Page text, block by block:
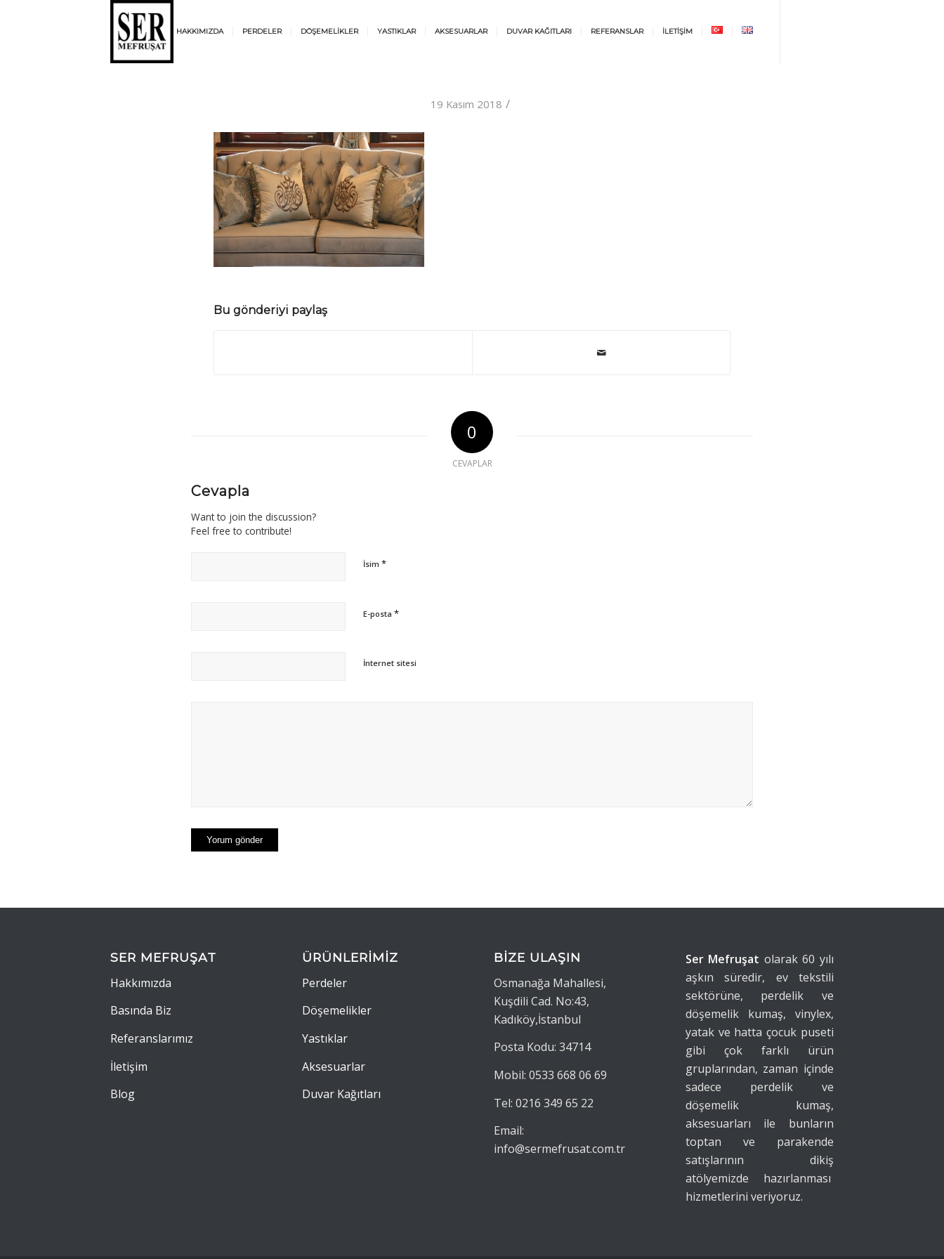
HAKKIMIZDA PERDELER DÖŞEMELİKLER YASTIKLAR AKSESUARLAR DUVAR KAĞITLARI REFERANSLAR İLETİŞİM
19 Kasım 2018 /
Bu gönderiyi paylaş
0
CEVAPLAR
Cevapla
Want to join the discussion?
Feel free to contribute!
İsim *
E-posta *
İnternet sitesi
SER MEFRUŞAT
Hakkımızda
Basında Biz
Referanslarımız
İletişim
Blog
ÜRÜNLERİMİZ
Perdeler
Döşemelikler
Yastıklar
Aksesuarlar
Duvar Kağıtları
BİZE ULAŞIN
Osmanağa Mahallesi,
Kuşdili Cad. No:43,
Kadıköy,İstanbul
Posta Kodu: 34714
Mobil: 0533 668 06 69
Tel: 0216 349 65 22
Email:
info@sermefrusat.com.tr
Ser Mefruşat olarak 60 yılı
aşkın süredir, ev tekstili
sektörüne, perdelik ve
döşemelik kumaş, vinylex,
yatak ve hatta çocuk puseti
gibi çok farklı ürün
gruplarından, zaman içinde
sadece perdelik ve
döşemelik kumaş,
aksesuarları ile bunların
toptan ve parakende
satışlarının dikiş
atölyemizde hazırlanması
hizmetlerini veriyoruz.